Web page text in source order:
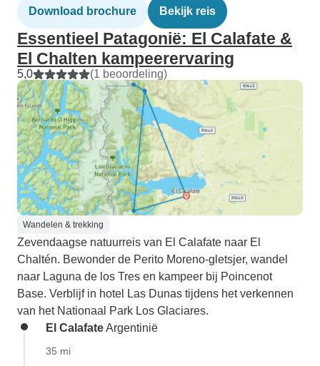
Download brochure Bekijk reis
Essentieel Patagonië: El Calafate &
El Chalten kampeerervaring
5,0 (1 beoordeling)
Wandelen & trekking
Zevendaagse natuurreis van El Calafate naar El
Chaltén. Bewonder de Perito Moreno-gletsjer, wandel
naar Laguna de los Tres en kampeer bij Poincenot
Base. Verblijf in hotel Las Dunas tijdens het verkennen
van het Nationaal Park Los Glaciares.
El CalafateArgentinië
35 mi